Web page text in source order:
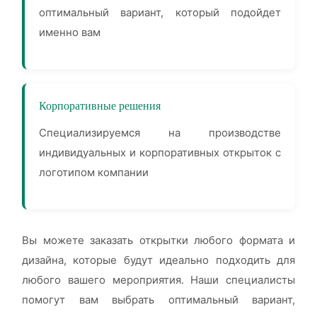
оптимальный вариант, который подойдет
именно вам
Корпоративные решения
Специализируемся на производстве
индивидуальных и корпоративных открыток с
логотипом компании
Вы можете заказать открытки любого формата и
дизайна, которые будут идеально подходить для
любого вашего мероприятия. Наши специалисты
помогут вам выбрать оптимальный вариант,